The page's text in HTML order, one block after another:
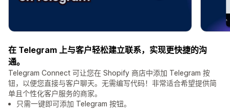
在 Telegram 上与客户轻松建立联系，实现更快捷的沟
通。
Telegram Connect 可让您在 Shopify 商店中添加 Telegram 按
钮，以便您直接与客户聊天。无需编写代码！非常适合希望提供简
单且个性化客户服务的商家。
只需一键即可添加 Telegram 按钮。